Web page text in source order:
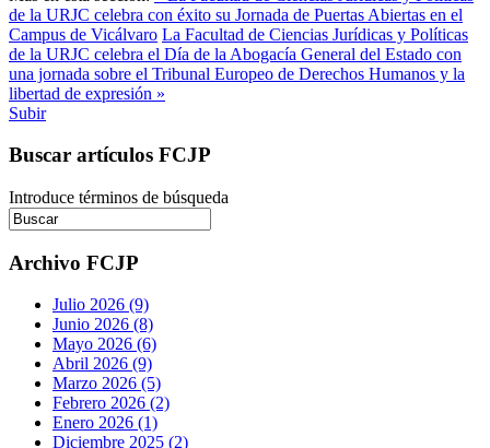
de la URJC celebra con éxito su Jornada de Puertas Abiertas en el
Campus de Vicálvaro La Facultad de Ciencias Jurídicas y Políticas
de la URJC celebra el Día de la Abogacía General del Estado con
una jornada sobre el Tribunal Europeo de Derechos Humanos y la
libertad de expresión »
Subir
Buscar artículos FCJP
Introduce términos de búsqueda
Archivo FCJP
Julio 2026 (9)
Junio 2026 (8)
Mayo 2026 (6)
Abril 2026 (9)
Marzo 2026 (5)
Febrero 2026 (2)
Enero 2026 (1)
Diciembre 2025 (2)